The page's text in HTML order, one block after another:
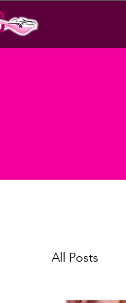
All Posts